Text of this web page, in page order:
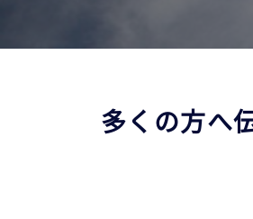
多くの方へ